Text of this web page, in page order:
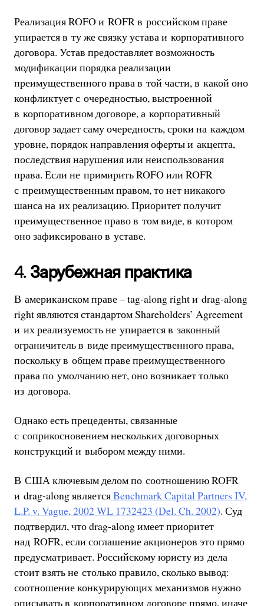
Реализация ROFO и ROFR в российском праве
упирается в ту же связку устава и корпоративного
договора. Устав предоставляет возможность
модификации порядка реализации
преимущественного права в той части, в какой оно
конфликтует с очередностью, выстроенной
в корпоративном договоре, а корпоративный
договор задает саму очередность, сроки на каждом
уровне, порядок направления оферты и акцепта,
последствия нарушения или неиспользования
права. Если не примирить ROFO или ROFR
с преимущественным правом, то нет никакого
шанса на их реализацию. Приоритет получит
преимущественное право в том виде, в котором
оно зафиксировано в уставе.
4. Зарубежная практика
В американском праве – tag-along right и drag-along
right являются стандартом Shareholders’ Agreement
и их реализуемость не упирается в законный
ограничитель в виде преимущественного права,
поскольку в общем праве преимущественного
права по умолчанию нет, оно возникает только
из договора.
Однако есть прецеденты, связанные
с соприкосновением нескольких договорных
конструкций и выбором между ними.
В США ключевым делом по соотношению ROFR
и drag-along являетсяBenchmark Capital Partners IV,
L.P. v. Vague, 2002 WL 1732423 (Del. Ch. 2002). Суд
подтвердил, что drag-along имеет приоритет
над ROFR, если соглашение акционеров это прямо
предусматривает. Российскому юристу из дела
стоит взять не столько правило, сколько вывод:
соотношение конкурирующих механизмов нужно
описывать в корпоративном договоре прямо, иначе